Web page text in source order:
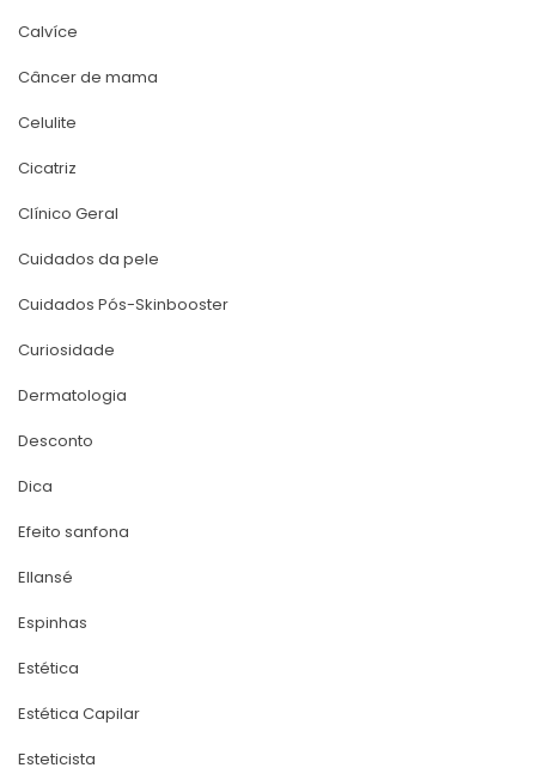
Calvíce
Câncer de mama
Celulite
Cicatriz
Clínico Geral
Cuidados da pele
Cuidados Pós-Skinbooster
Curiosidade
Dermatologia
Desconto
Dica
Efeito sanfona
Ellansé
Espinha
Estética
Estética Capilar
Esteticista